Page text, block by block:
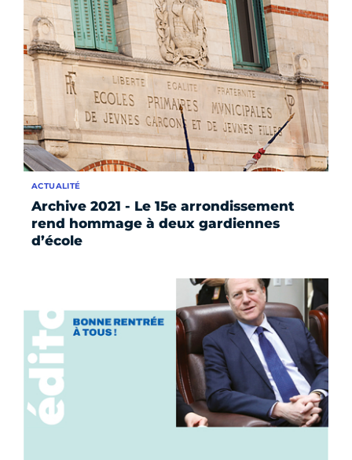
Archive 2021 - Le 15e arrondissement
rend hommage à deux gardiennes
d’école
ACTUALITÉ